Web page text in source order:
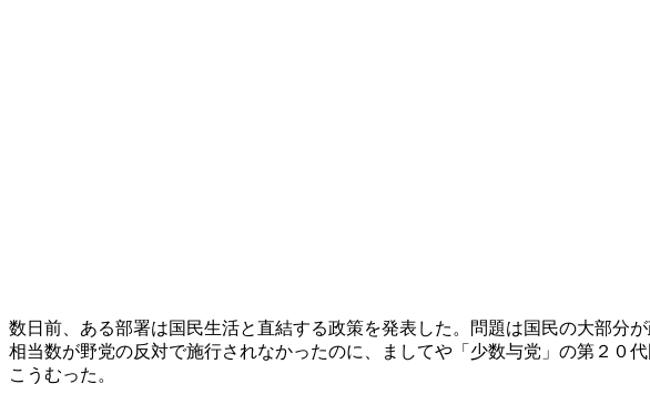
数日前、ある部署は国民生活と直結する政策を発表した。問題は国民の大部分
相当数が野党の反対で施行されなかったのに、ましてや「少数与党」の第２０
こうむった。